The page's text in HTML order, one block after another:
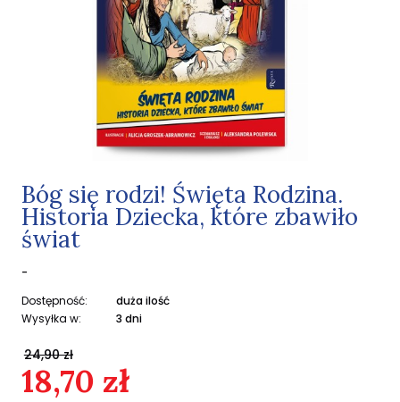
Bóg się rodzi! Święta Rodzina.
Historia Dziecka, które zbawiło
świat
-
Dostępność:
duża ilość
Wysyłka w:
3 dni
18,70 zł
24,90 zł